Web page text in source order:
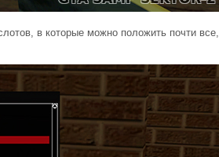
в которые можно положить почти все,